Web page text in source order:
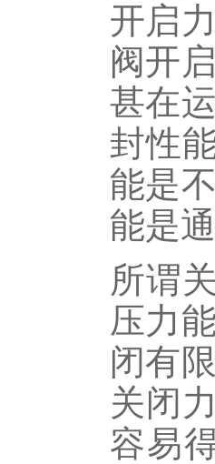
开启
阀开
甚在
封性
能是
能是
所谓
压力
闭有
关闭
容易